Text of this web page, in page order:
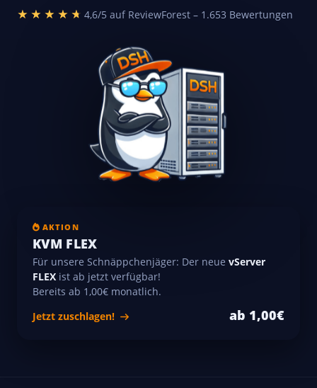
★★★★★
★★★★★ 4,6/5 auf ReviewForest – 1.653 Bewertungen
AKTION
KVM FLEX
Für unsere Schnäppchenjäger: Der neue vServer
FLEX ist ab jetzt verfügbar!
Bereits ab 1,00€ monatlich.
Jetzt zuschlagen!
ab 1,00€